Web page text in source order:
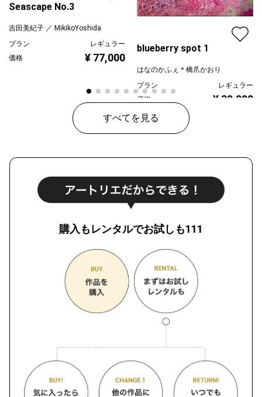
Seascape No.3
吉田美紀子 ／ MikikoYoshida
プラン
レギュラー
価格
¥ 77,000
blueberry spot 1
はなのかふぇ＊橋爪かおり
プラン
レギュラー
価格
¥ 30,000
すべてを見る
購入もレンタルでお試しも111